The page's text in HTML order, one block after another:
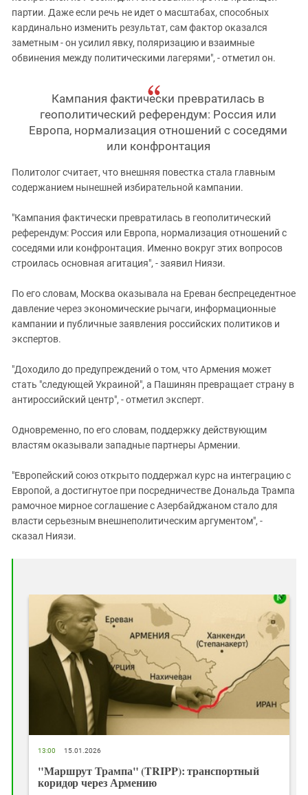
партии. Даже если речь не идет о масштабах, способных
кардинально изменить результат, сам фактор оказался
заметным - он усилил явку, поляризацию и взаимные
обвинения между политическими лагерями", - отметил он.
Кампания фактически превратилась в
геополитический референдум: Россия или
Европа, нормализация отношений с соседями
или конфронтация
Политолог считает, что внешняя повестка стала главным
содержанием нынешней избирательной кампании.
"Кампания фактически превратилась в геополитический
референдум: Россия или Европа, нормализация отношений с
соседями или конфронтация. Именно вокруг этих вопросов
строилась основная агитация", - заявил Ниязи.
По его словам, Москва оказывала на Ереван беспрецедентное
давление через экономические рычаги, информационные
кампании и публичные заявления российских политиков и
экспертов.
"Доходило до предупреждений о том, что Армения может
стать "следующей Украиной", а Пашинян превращает страну в
антироссийский центр", - отметил эксперт.
Одновременно, по его словам, поддержку действующим
властям оказывали западные партнеры Армении.
"Европейский союз открыто поддержал курс на интеграцию с
Европой, а достигнутое при посредничестве Дональда Трампа
рамочное мирное соглашение с Азербайджаном стало для
власти серьезным внешнеполитическим аргументом", -
сказал Ниязи.
13:00 15.01.2026
"Маршрут Трампа" (TRIPP): транспортный
коридор через Армению